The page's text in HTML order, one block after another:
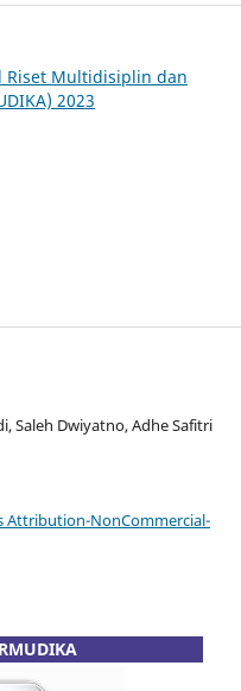
Riset Multidisiplin dan
2023
Saleh Dwiyatno, Adhe Safitri
Attribution-NonCommercial-